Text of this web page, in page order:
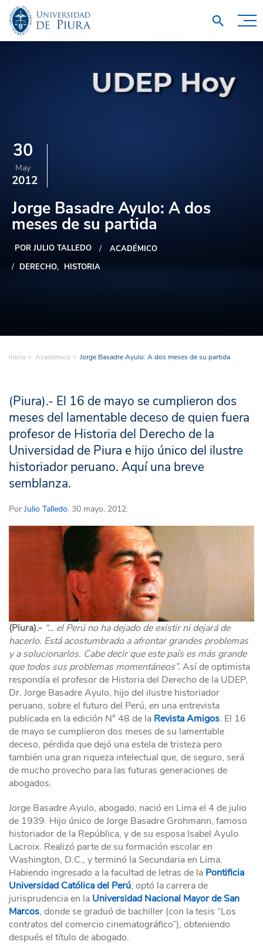
30
May
2012
Jorge Basadre Ayulo: A dos
meses de su partida
POR JULIO TALLEDO
ACADÉMICO
DERECHO
HISTORIA
Inicio Académico Jorge Basadre Ayulo: A dos meses de su partida
(Piura).- El 16 de mayo se cumplieron dos
meses del lamentable deceso de quien fuera
profesor de Historia del Derecho de la
Universidad de Piura e hijo único del ilustre
historiador peruano. Aquí una breve
semblanza.
Por Julio Talledo. 30 mayo, 2012.
(Piura).- “… el Perú no ha dejado de existir ni dejará de
hacerlo. Está acostumbrado a afrontar grandes problemas
y a solucionarlos. Cabe decir que este país es más grande
que todos sus problemas momentáneos”. Así de optimista
respondía el profesor de Historia del Derecho de la UDEP,
Dr. Jorge Basadre Ayulo, hijo del ilustre historiador
peruano, sobre el futuro del Perú, en una entrevista
publicada en la edición N° 48 de la Revista Amigos. El 16
de mayo se cumplieron dos meses de su lamentable
deceso, pérdida que dejó una estela de tristeza pero
también una gran riqueza intelectual que, de seguro, será
de mucho provecho para las futuras generaciones de
abogados.
Jorge Basadre Ayulo, abogado, nació en Lima el 4 de julio
de 1939. Hijo único de Jorge Basadre Grohmann, famoso
historiador de la República, y de su esposa Isabel Ayulo
Lacroix. Realizó parte de su formación escolar en
Washington, D.C., y terminó la Secundaria en Lima.
Habiendo ingresado a la facultad de letras de la Pontificia
Universidad Católica del Perú, optó la carrera de
jurisprudencia en la Universidad Nacional Mayor de San
Marcos, donde se graduó de bachiller (con la tesis “Los
contratos del comercio cinematográfico”), obteniendo
después el título de abogado.